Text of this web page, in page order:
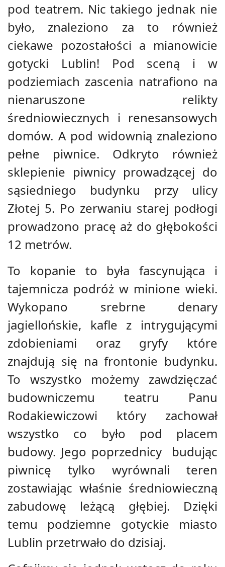
pod teatrem. Nic takiego jednak nie
było, znaleziono za to również
ciekawe pozostałości a mianowicie
gotycki Lublin! Pod sceną i w
podziemiach zascenia natrafiono na
nienaruszone relikty
średniowiecznych i renesansowych
domów. A pod widownią znaleziono
pełne piwnice. Odkryto również
sklepienie piwnicy prowadzącej do
sąsiedniego budynku przy ulicy
Złotej 5. Po zerwaniu starej podłogi
prowadzono pracę aż do głębokości
12 metrów.
To kopanie to była fascynująca i
tajemnicza podróż w minione wieki.
Wykopano srebrne denary
jagiellońskie, kafle z intrygującymi
zdobieniami oraz gryfy które
znajdują się na frontonie budynku.
To wszystko możemy zawdzięczać
budowniczemu teatru Panu
Rodakiewiczowi który zachował
wszystko co było pod placem
budowy. Jego poprzednicy budując
piwnicę tylko wyrównali teren
zostawiając właśnie średniowieczną
zabudowę leżącą głębiej. Dzięki
temu podziemne gotyckie miasto
Lublin przetrwało do dzisiaj.